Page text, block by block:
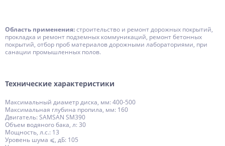
Область применения:строительство и ремонт дорожных покрытий,
прокладка и ремонт подземных коммуникаций, ремонт бетонных
покрытий, отбор проб материалов дорожными лабораториями, при
санации промышленных полов.
Технические характеристики
Максимальный диаметр диска, мм: 400-500
Максимальная глубина пропила, мм: 160
Двигатель: SAMSAN SM390
Объем водяного бака, л: 30
Мощность, л.с.: 13
Уровень шума ⩽, дБ: 105